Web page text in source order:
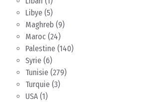
Libye (5)
Maghreb (9)
Maroc (24)
Palestine (140)
Syrie (6)
Tunisie (279)
Turquie (3)
USA(1)